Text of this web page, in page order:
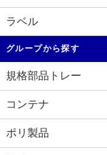
ラベル
グループから探す
規格部品トレー
コンテナ
ポリ製品